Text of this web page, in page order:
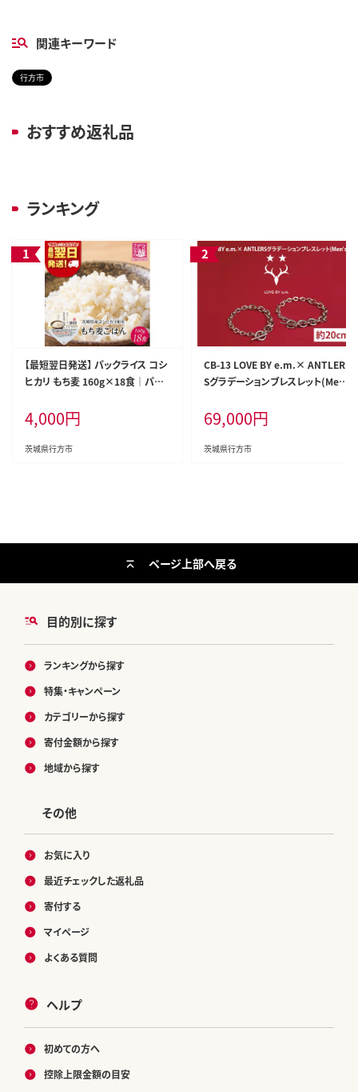
関連キーワード
行方市
おすすめ返礼品
ランキング
【最短翌日発送】 パックライス コシ
ヒカリ もち麦 160g×18食｜パッ
(HE-5)
4,000円
茨城県行方市
CB-13 LOVE BY e.m.× ANTLER
Sグラデーションブレスレット(Me
69,000円
茨城県行方市
目的別に探す
ランキングから探す
特集・キャンペーン
カテゴリーから探す
寄付金額から探す
地域から探す
その他
お気に入り
最近チェックした返礼品
寄付する
マイページ
よくある質問
ヘルプ
初めての方へ
控除上限金額の目安
ページ上部へ戻る